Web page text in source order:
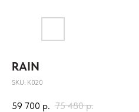
RAIN
SKU: К020
59 700 р. 75 480 р.